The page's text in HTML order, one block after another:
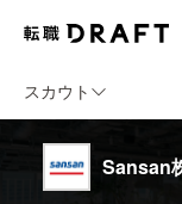
スカウト
Sansan